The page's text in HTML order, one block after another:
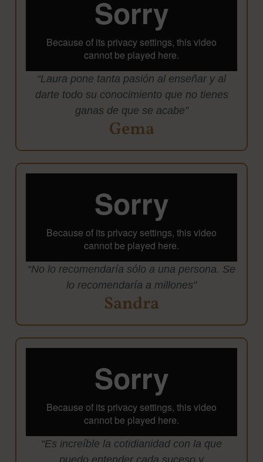
“Laura pone tanta pasión al enseñar y al
darte todo su conocimiento que no tienes
ganas de que se acabe”
Gema
“No lo recomendaría sólo a una persona. Se
lo recomendaría a millones”
Sandra
“Es increíble la cotidianidad con la que